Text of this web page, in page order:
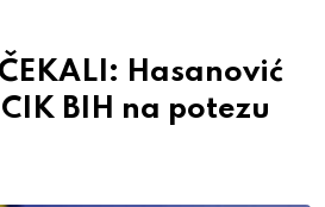
Hasanović
BIH na potezu